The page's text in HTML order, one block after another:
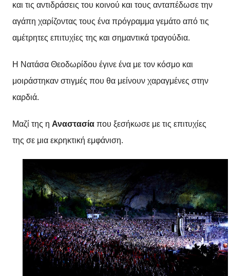
και τις αντιδράσεις του κοινού και τους ανταπέδωσε την
αγάπη χαρίζοντας τους ένα πρόγραμμα γεμάτο από τις
αμέτρητες επιτυχίες της και σημαντικά τραγούδια.
Η Νατάσα Θεοδωρίδου έγινε ένα με τον κόσμο και
μοιράστηκαν στιγμές που θα μείνουν χαραγμένες στην
καρδιά.
Μαζί της η Αναστασία που ξεσήκωσε με τις επιτυχίες
της σε μια εκρηκτική εμφάνιση.